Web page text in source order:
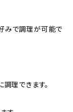
みで調理が可能で
理できます。